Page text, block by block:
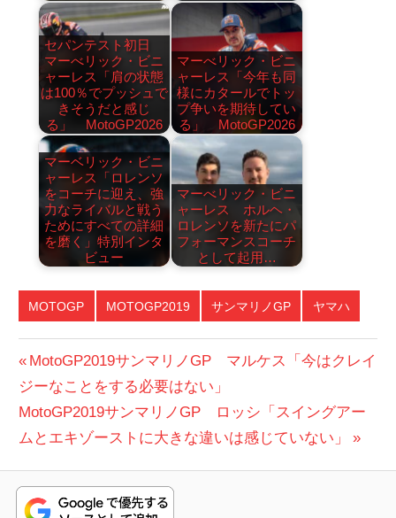
セパンテスト初日
マーべリック・ビニ
ャーレス「肩の状態
は100％でプッシュで
きそうだと感じ
る」 MotoGP2026
マーべリック・ビニ
ャーレス「今年も同
様にカタールでトッ
プ争いを期待してい
る」 MotoGP2026
マーベリック・ビニ
ャーレス「ロレンソ
をコーチに迎え、強
力なライバルと戦う
ためにすべての詳細
を磨く」特別インタ
ビュー
マーべリック・ビニ
ャーレス ホルヘ・
ロレンソを新たにパ
フォーマンスコーチ
として起用…
MOTOGP MOTOGP2019 サンマリノGP ヤマハ
投
稿
ナ
ビ
ゲ
前
の
投
稿:
MotoGP2019サンマリノGP マルケス「今はクレイ
ジーなことをする必要はない」
次
の
稿:
MotoGP2019サンマリノGP ロッシ「スイングアー
ムとエキゾーストに大きな違いは感じていない」